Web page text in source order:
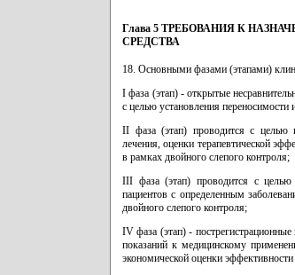
Глава 5 ТРЕБОВАНИЯ К
СРЕДСТВА
18. Основными фазами (этапами)
I фаза (этап) - открытые
с целью установления переносимости
II фаза (этап) проводится с целью
лечения, оценки терапевтической
в рамках двойного слепого контроля;
III фаза (этап) проводится с целью
пациентов с определенным
двойного слепого контроля;
IV фаза (этап) -
показаний к медицинскому
экономической оценки